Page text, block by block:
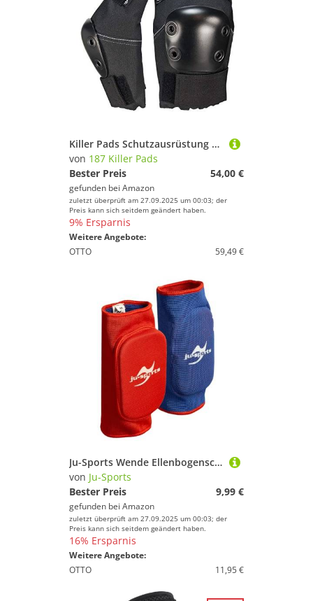
Killer Pads Schutzausrüstung Elbowpads Pro, Schwarz, L
von 187 Killer Pads
Bester Preis
54,00 €
gefunden bei Amazon
zuletzt überprüft am 27.09.2025 um 00:03; der
Preis kann sich seitdem geändert haben.
9% Ersparnis
Weitere Angebote:
OTTO
59,49 €
Ju-Sports Wende Ellenbogenschoner - Baumwolle, 1 Paar I Bandageartige Ellenbogenschützer für Kampfsport, Thaiboxen, Taekwondo, Judo, MMA I Größe S
von Ju-Sports
Bester Preis
9,99 €
gefunden bei Amazon
zuletzt überprüft am 27.09.2025 um 00:03; der
Preis kann sich seitdem geändert haben.
16% Ersparnis
Weitere Angebote:
OTTO
11,95 €